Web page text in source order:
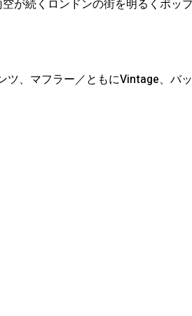
が続くロンドンの街を明るくポッ
ツ、マフラー／ともにVintage、バ